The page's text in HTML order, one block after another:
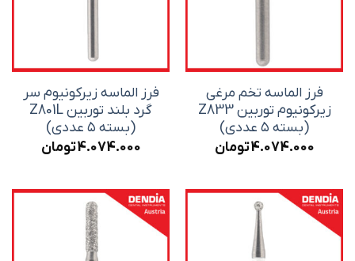
فرز الماسه تخم مرغی
زیرکونیوم توربین Z833
(بسته ۵ عددی)
4.074.000تومان
فرز الماسه زیرکونیوم سر
گرد بلند توربین Z801L
(بسته ۵ عددی)
4.074.000تومان